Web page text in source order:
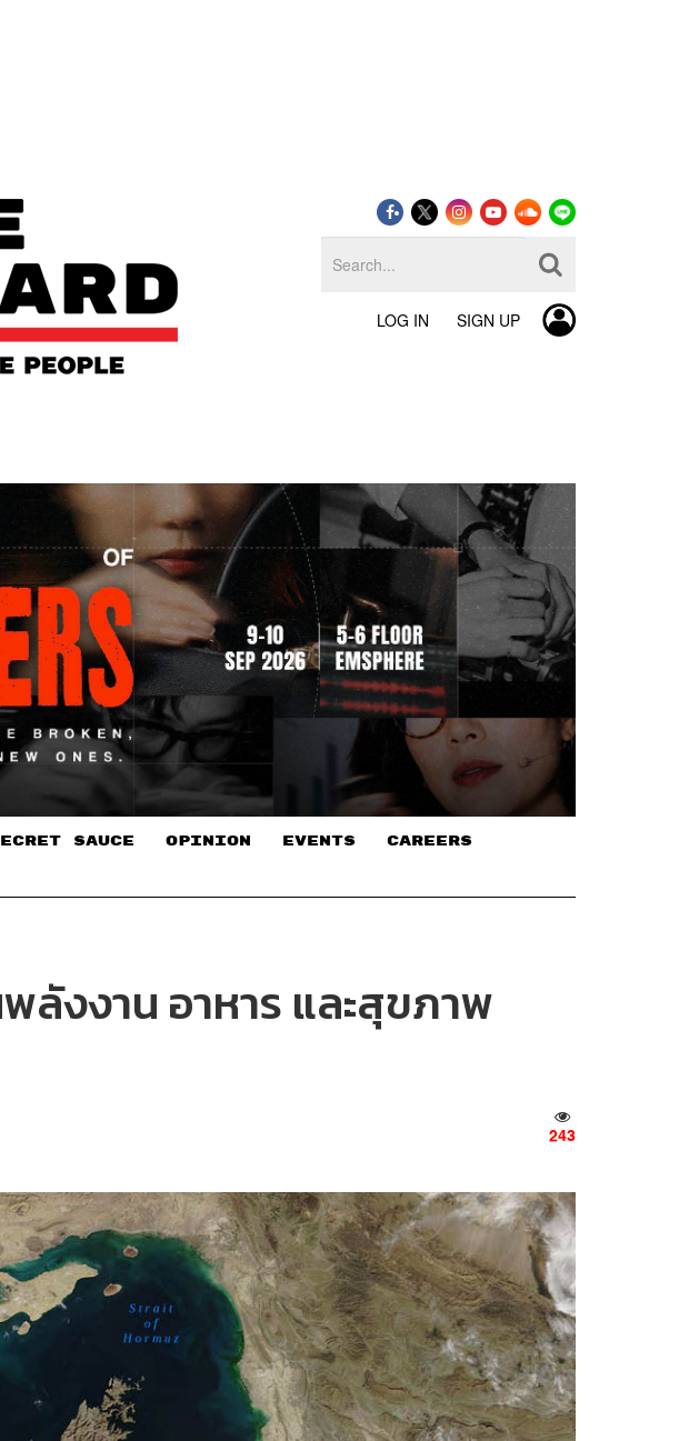
LOG IN SIGN UP
SAUCE​ OPINION EVENTS CAREERS
ลังงาน อาหาร และสุขภาพ
243